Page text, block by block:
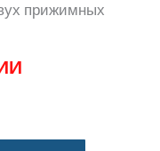
прижимных